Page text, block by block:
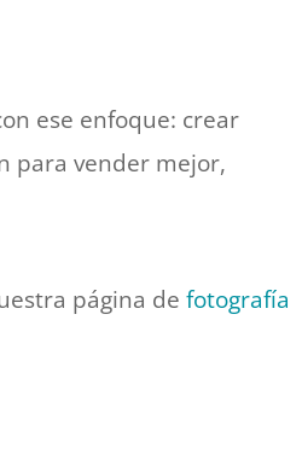
ese enfoque: crear
para vender mejor,
página de fotografía